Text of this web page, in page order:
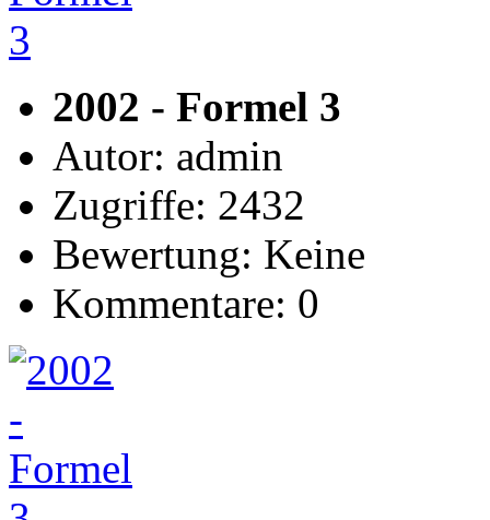
2002 - Formel 3
Autor: admin
Zugriffe: 2432
Bewertung: Keine
Kommentare: 0